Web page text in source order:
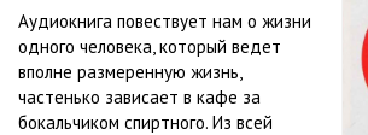
Аудиокнига повествует нам о жизни
одного человека, который ведет
вполне размеренную жизнь,
частенько зависает в кафе за
бокальчиком спиртного. Из всей